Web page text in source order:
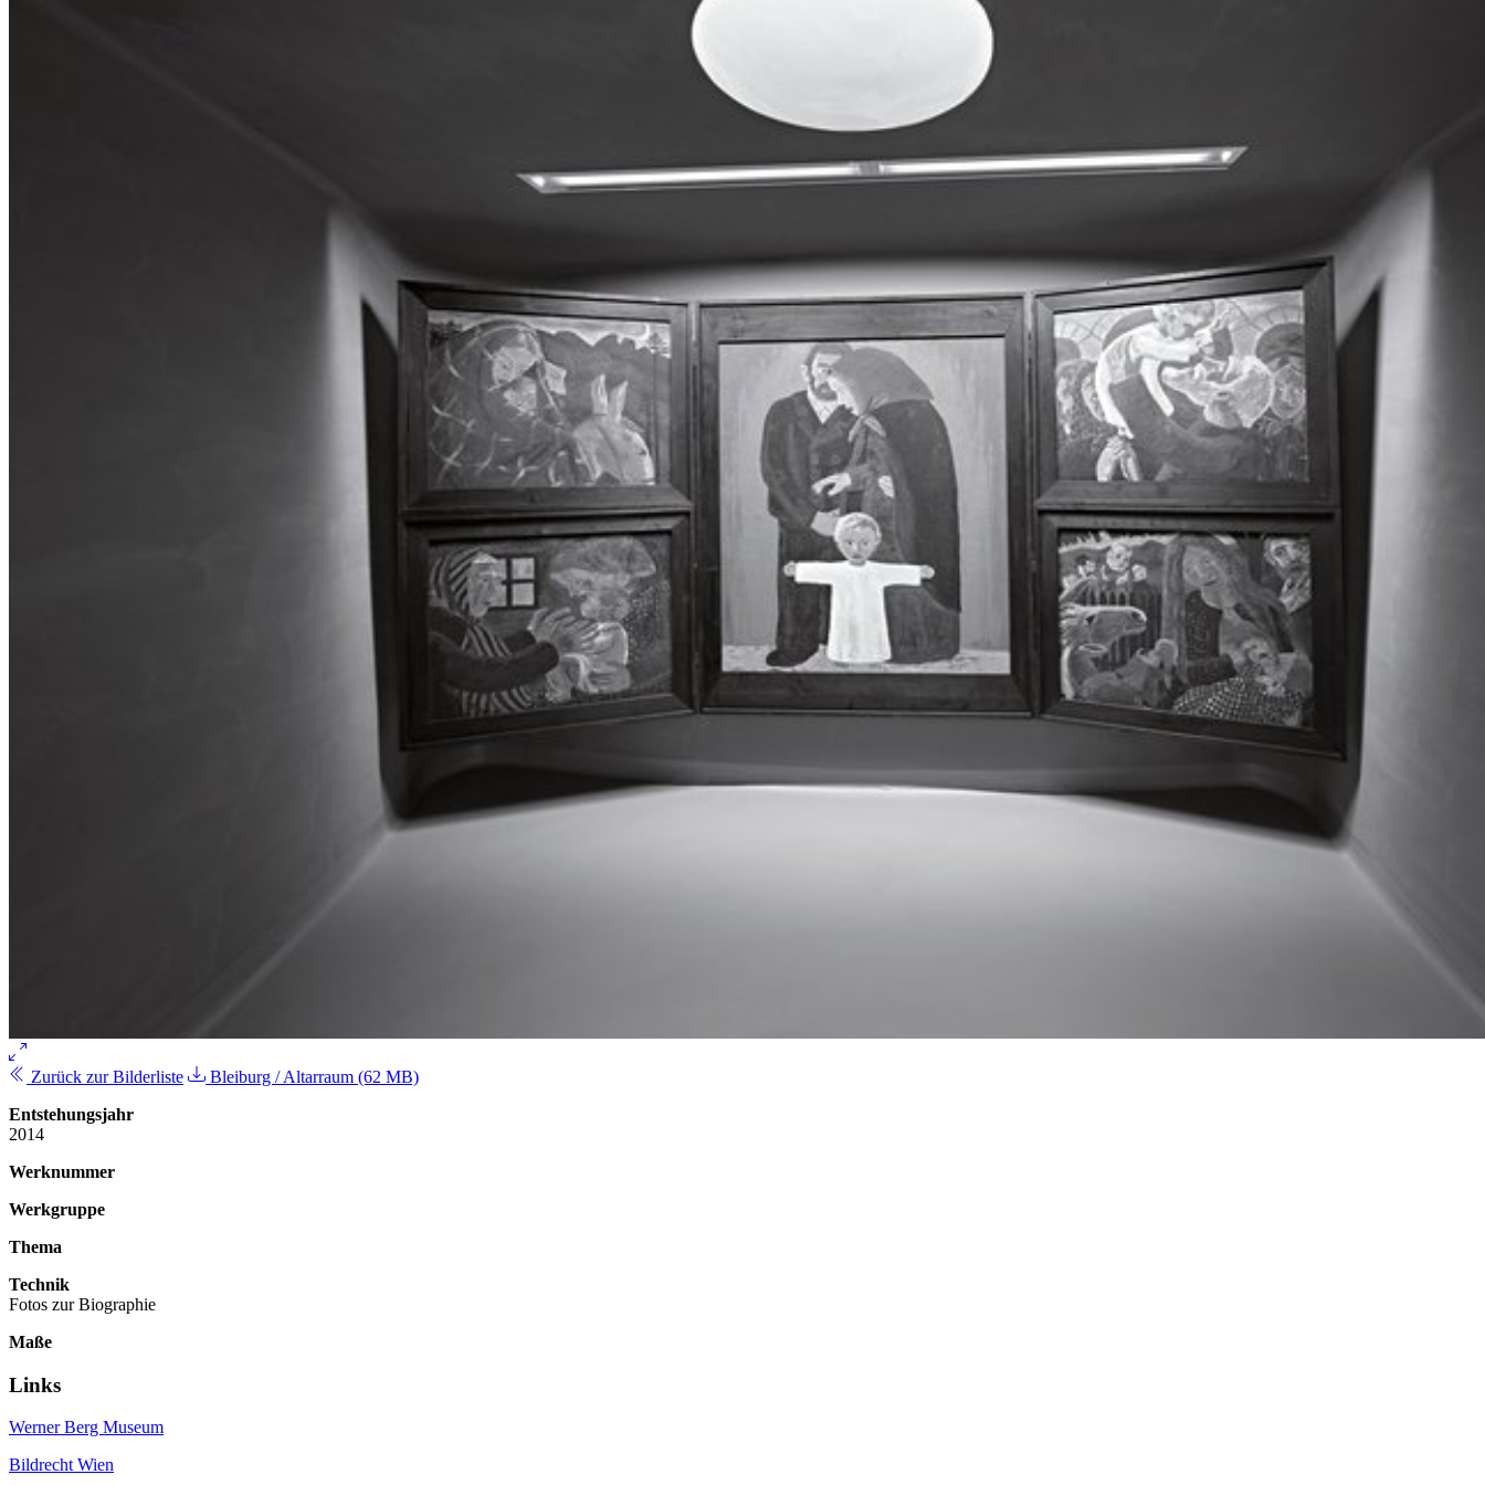
Zurück zur Bilderliste
Bleiburg / Altarraum (62 MB)
Entstehungsjahr
2014
Werknummer
Werkgruppe
Thema
Technik
Fotos zur Biographie
Maße
Links
Werner Berg Museum
Bildrecht Wien